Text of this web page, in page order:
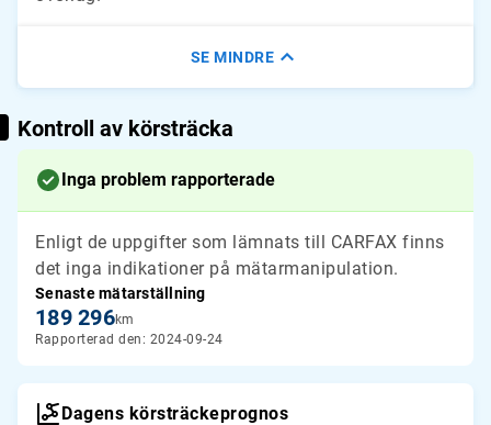
SE MINDRE
Kontroll av körsträcka
Inga problem rapporterade
Enligt de uppgifter som lämnats till CARFAX finns
det inga indikationer på mätarmanipulation.
Senaste mätarställning
189 296km
Rapporterad den: 2024-09-24
Dagens körsträckeprognos